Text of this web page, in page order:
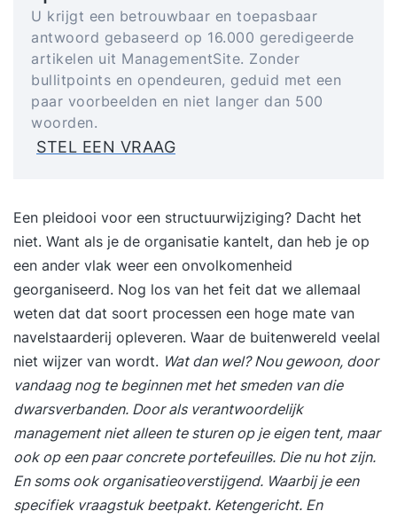
U krijgt een betrouwbaar en toepasbaar
antwoord gebaseerd op 16.000 geredigeerde
artikelen uit ManagementSite. Zonder
bullitpoints en opendeuren, geduid met een
paar voorbeelden en niet langer dan 500
woorden.
STEL EEN VRAAG
Een pleidooi voor een structuurwijziging? Dacht het
niet. Want als je de organisatie kantelt, dan heb je op
een ander vlak weer een onvolkomenheid
georganiseerd. Nog los van het feit dat we allemaal
weten dat dat soort processen een hoge mate van
navelstaarderij opleveren. Waar de buitenwereld veelal
niet wijzer van wordt. Wat dan wel? Nou gewoon, door
vandaag nog te beginnen met het smeden van die
dwarsverbanden. Door als verantwoordelijk
management niet alleen te sturen op je eigen tent, maar
ook op een paar concrete portefeuilles. Die nu hot zijn.
En soms ook organisatieoverstijgend. Waarbij je een
specifiek vraagstuk beetpakt. Ketengericht. En